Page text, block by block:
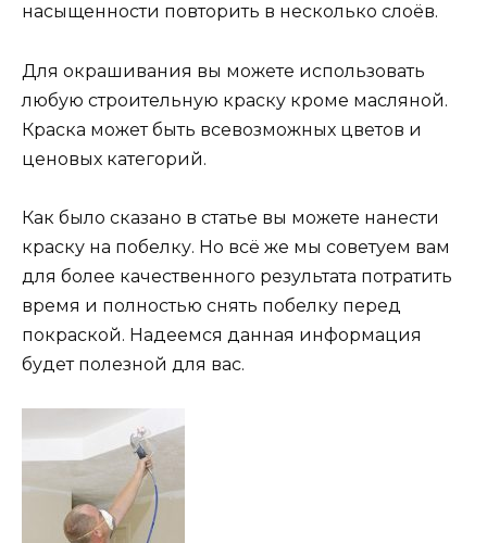
насыщенности повторить в несколько слоёв.
Для окрашивания вы можете использовать
любую строительную краску кроме масляной.
Краска может быть всевозможных цветов и
ценовых категорий.
Как было сказано в статье вы можете нанести
краску на побелку. Но всё же мы советуем вам
для более качественного результата потратить
время и полностью снять побелку перед
покраской. Надеемся данная информация
будет полезной для вас.